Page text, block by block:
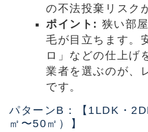
の不法投棄リスク
ポイント: 狭い部
毛が目立ちます。
ロ」などの仕上げ
業者を選ぶのが、
です。
パターンB：【1LDK・
㎡〜50㎡）】